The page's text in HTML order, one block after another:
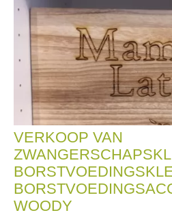
VERKOOP VAN
WOODY